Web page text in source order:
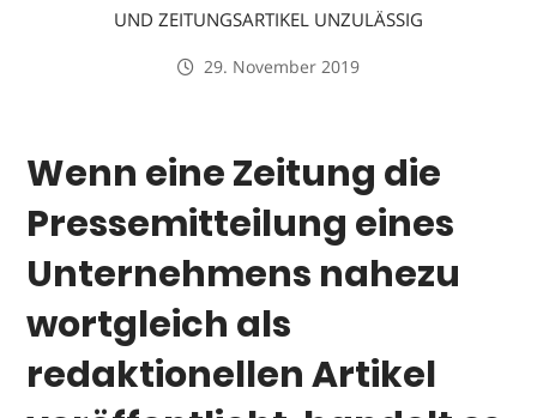
UND ZEITUNGSARTIKEL UNZULÄSSIG
29. November 2019
Wenn eine Zeitung die
Pressemitteilung eines
Unternehmens nahezu
wortgleich als
redaktionellen Artikel